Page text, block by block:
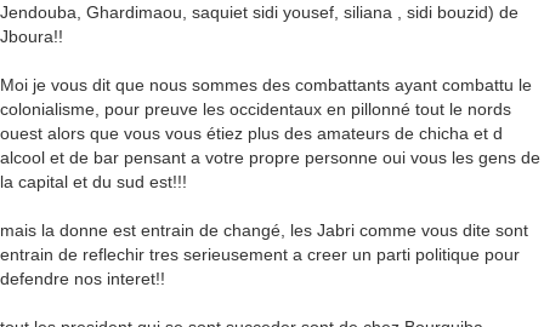
Jendouba, Ghardimaou, saquiet sidi yousef, siliana , sidi bouzid) de
Jboura!!
Moi je vous dit que nous sommes des combattants ayant combattu le
colonialisme, pour preuve les occidentaux en pillonné tout le nords
ouest alors que vous vous étiez plus des amateurs de chicha et d
alcool et de bar pensant a votre propre personne oui vous les gens de
la capital et du sud est!!!
mais la donne est entrain de changé, les Jabri comme vous dite sont
entrain de reflechir tres serieusement a creer un parti politique pour
defendre nos interet!!